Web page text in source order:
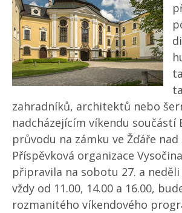
zahradníků, architektů nebo
nadcházejícím víkendu součástí
průvodu na zámku ve Žďáře nad
Příspěvková organizace
připravila na sobotu 27. a neděli
vždy od 11.00, 14.00 a 16.00,
rozmanitého víkendového